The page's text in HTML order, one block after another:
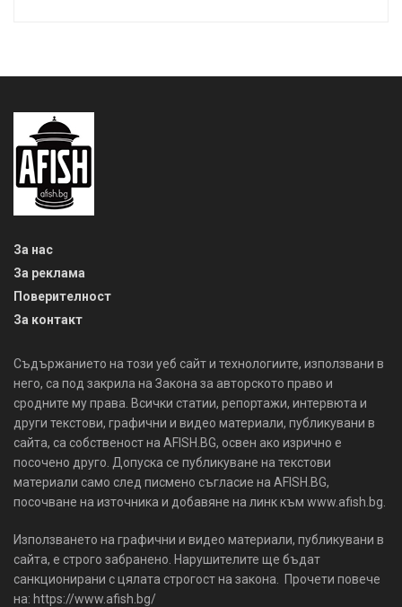
За нас
За реклама
Поверителност
За контакт
Съдържанието на този уеб сайт и технологиите, използвани в
него, са под закрила на Закона за авторското право и
сродните му права. Всички статии, репортажи, интервюта и
други текстови, графични и видео материали, публикувани в
сайта, са собственост на AFISH.BG, освен ако изрично е
посочено друго. Допуска се публикуване на текстови
материали само след писмено съгласие на AFISH.BG,
посочване на източника и добавяне на линк към www.afish.bg.
Използването на графични и видео материали, публикувани в
сайта, е строго забранено. Нарушителите ще бъдат
санкционирани с цялата строгост на закона. Прочети повече
на: https://www.afish.bg/